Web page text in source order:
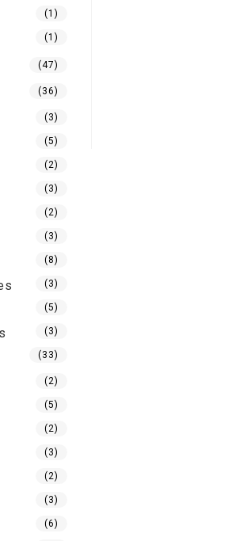
(1)
(1)
(47)
(36)
(3)
(5)
(2)
(3)
(2)
(3)
(8)
(3)
(5)
(3)
(33)
(2)
(5)
(2)
(3)
(2)
(3)
(6)